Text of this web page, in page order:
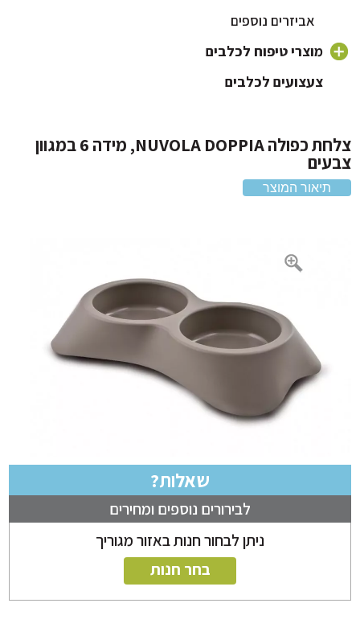
אביזרים נוספים
מוצרי טיפוח לכלבים
שמפו לכלבים וטיפוח פרווה
מברשת שיניים לכלב
מוצרי הדברה
צעצועים לכלבים
צלחת כפולה NUVOLA DOPPIA, מידה 6 במגוון
תיאור המוצר
שאלות?
לבירורים נוספים ומחירים
ניתן לבחור חנות באזור מגוריך
בחר חנות